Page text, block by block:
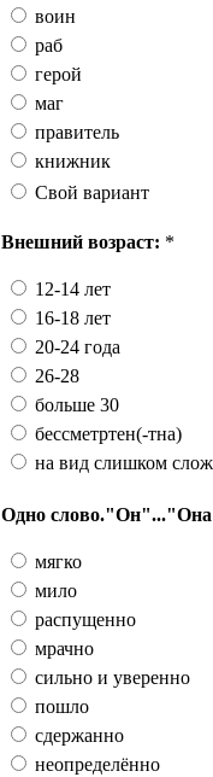
воин
раб
герой
маг
правитель
книжник
Свой вариант
Внешний возраст: *
12-14 лет
16-18 лет
20-24 года
26-28
больше 30
бессметртен(-тна)
на вид слишком
Одно
мягко
мило
распущенно
мрачно
сильно и уверенно
пошло
сдержанно
неопределённо